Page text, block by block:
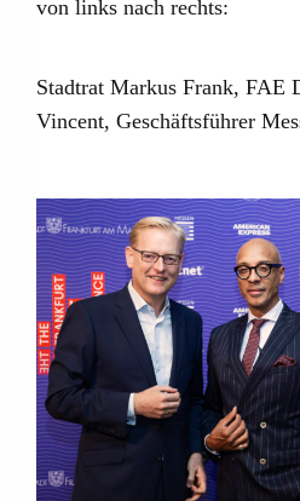
von links nach rechts:
Stadtrat Markus Frank, FAE
Vincent, Geschäftsführer